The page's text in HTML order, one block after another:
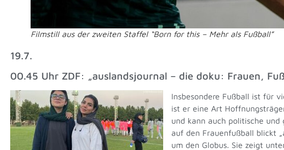
Filmstill aus der zweiten Staffel “Born for this – Mehr als Fußball”
19.7.
00.45 Uhr ZDF: „auslandsjournal – die doku: Frauen,
Insbesondere Fußball ist für
ist er eine Art
und kann auch politische
auf den Frauenfußball blickt
um den Globus. Sie zeigt